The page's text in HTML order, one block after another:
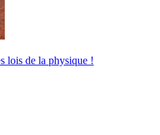
lois de la physique !